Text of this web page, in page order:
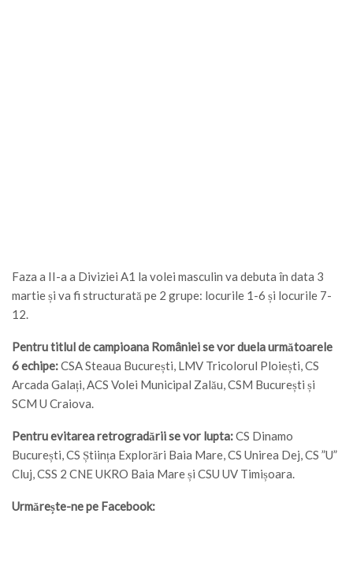
Faza a II-a a Diviziei A1 la volei masculin va debuta în data 3
martie și va fi structurată pe 2 grupe: locurile 1-6 și locurile 7-
12.
Pentru titlul de campioana României se vor duela următoarele
6 echipe:CSA Steaua București, LMV Tricolorul Ploiești, CS
Arcada Galați, ACS Volei Municipal Zalău, CSM București și
SCM U Craiova.
Pentru evitarea retrogradării se vor lupta:CS Dinamo
București, CS Știința Explorări Baia Mare, CS Unirea Dej, CS ”U”
Cluj, CSS 2 CNE UKRO Baia Mare și CSU UV Timișoara.
Urmărește-ne pe Facebook: